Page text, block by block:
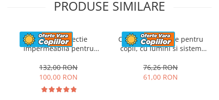
PRODUSE SIMILARE
Husa de protectie
impermeabila pentru
utv-uri, atv-uri sau
motociclete, neagra
132,00 RON
100,00 RON
Casca de protectie pentru
copii, cu lumini si sistem
76,26 RON
61,00 RON